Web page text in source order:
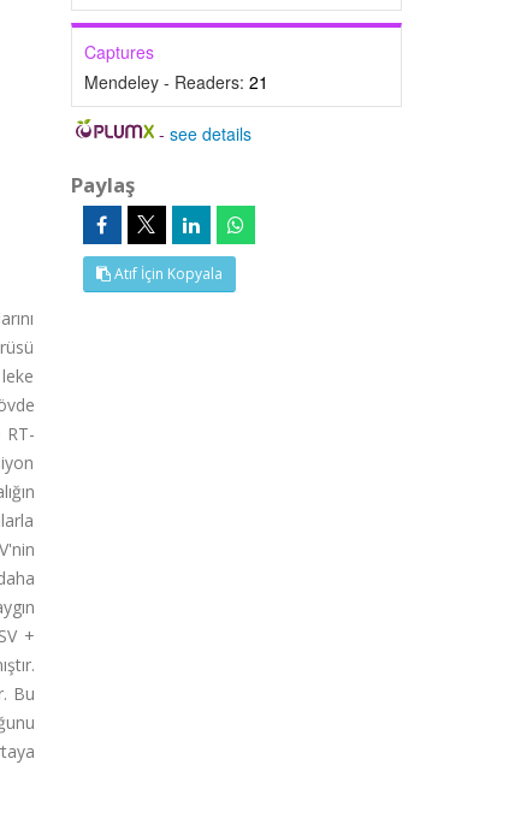
RT-
+
Bu
Captures
Mendeley - Readers: 21
-see details
Paylaş
Atıf İçin Kopyala